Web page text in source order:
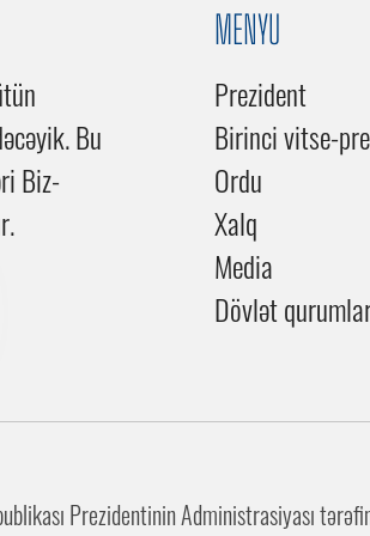
Bu
Biz-
MENYU
Prezident
Birinci vitse-
Ordu
Xalq
Media
Dövlət
Prezidentinin Administrasiyası